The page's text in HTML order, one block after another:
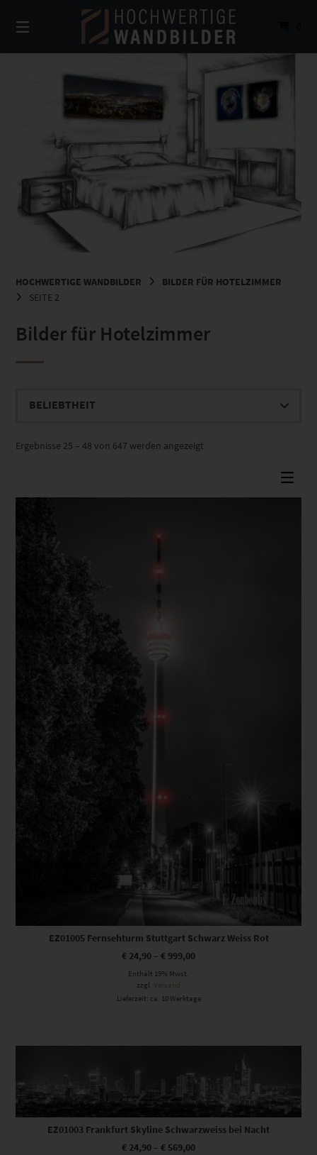
zum
Inhalt
HOCHWERTIGE WANDBILDER
BILDER FÜR HOTELZIMMER
SEITE 2
Bilder für Hotelzimmer
Ergebnisse 25 – 48 von 647 werden angezeigt
Dieses Produkt weist mehrere Varianten auf. Die Optionen können auf der Produktseite gewählt werden
EZ01005 Fernsehturm Stuttgart Schwarz Weiss Rot
€ 24,90 – € 999,00
Enthält 19% Mwst.
zzgl. Versand
Lieferzeit: ca. 10 Werktage
Dieses Produkt weist mehrere Varianten auf. Die Optionen können auf der Produktseite gewählt werden
EZ01003 Frankfurt Skyline Schwarzweiss bei Nacht
€ 24,90 – € 569,00